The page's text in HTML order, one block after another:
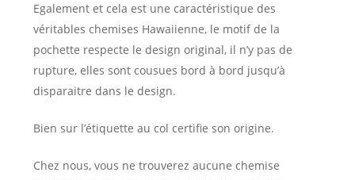
Egalement et cela est une caractéristique des
véritables chemises Hawaiienne, le motif de la
pochette respecte le design original, il n’y pas de
rupture, elles sont cousues bord à bord jusqu’à
disparaitre dans le design.
Bien sur l’étiquette au col certifie son origine.
Chez nous, vous ne trouverez aucune chemise